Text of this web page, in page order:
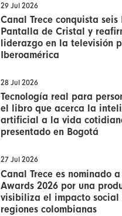
29 Jul 2026
Canal Trece conquista seis
Pantalla de Cristal y
liderazgo en la televisión
Iberoamérica
28 Jul 2026
Tecnología real para
el libro que acerca la
artificial a la vida
presentado en Bogotá
27 Jul 2026
Canal Trece es nominado a
Awards 2026 por una
visibiliza el impacto social
regiones colombianas